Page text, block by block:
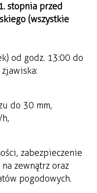
stopnia przed
(wszystkie
od godz. 13:00 do
do 30 mm,
zabezpieczenie
zewnątrz oraz
pogodowych.